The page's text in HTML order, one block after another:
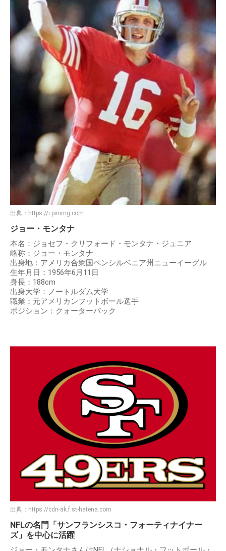
ジョー・モンタナのプロフィール
本名：ジョセフ・クリフォード・モンタナ・ジュニア
略称：ジョー・モンタナ
出身地：アメリカ合衆国ペンシルベニア州ニューイーグル
生年月日：1956年6月11日
身長：188cm
出身大学：ノートルダム大学
職業：元アメリカンフットボール選手
ポジション：クォーターバック